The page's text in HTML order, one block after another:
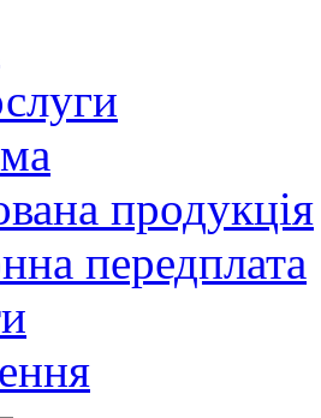
продукція
передплата